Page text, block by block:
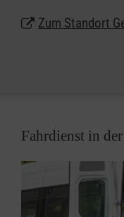
Zum Standort
Fahrdienst in